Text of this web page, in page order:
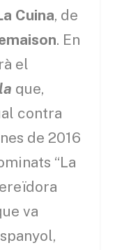
Cuina, de
. En
el
que,
contra
de 2016
“La
va